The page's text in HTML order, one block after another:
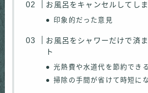
お風呂をキャンセルしてし
印象的だった意見
お風呂をシャワーだけで済
ト
光熱費や水道代を節約できる
掃除の手間が省けて時短に